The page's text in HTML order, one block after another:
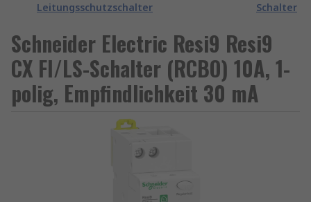
Leitungsschutzschalter
Schalter
Schneider Electric Resi9 Resi9
CX FI/LS-Schalter (RCBO) 10A, 1-
polig, Empfindlichkeit 30 mA